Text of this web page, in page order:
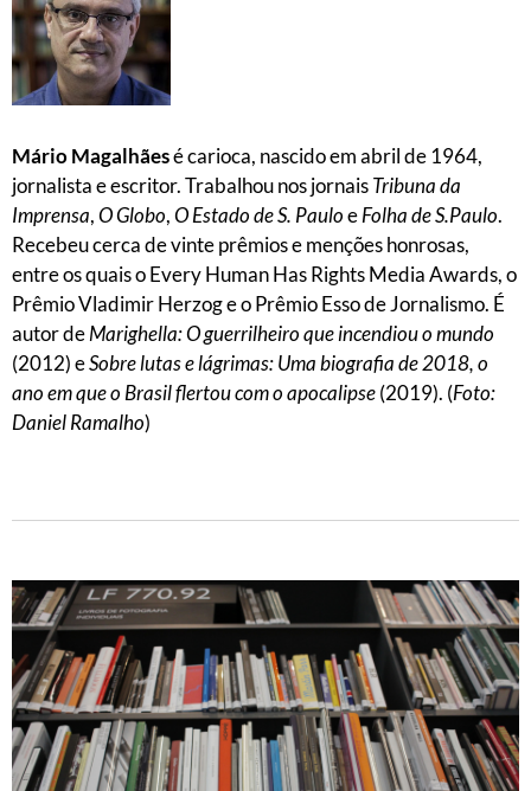
Mário Magalhãesé carioca, nascido em abril de 1964,
jornalista e escritor. Trabalhou nos jornaisTribuna da
Imprensa,O Globo,O Estado de S. PauloeFolha de S.Paulo.
Recebeu cerca de vinte prêmios e menções honrosas,
entre os quais o Every Human Has Rights Media Awards, o
Prêmio Vladimir Herzog e o Prêmio Esso de Jornalismo. É
autor deMarighella: O guerrilheiro que incendiou o mundo
(2012) eSobre lutas e lágrimas: Uma biografia de 2018, o
ano em que o Brasil flertou com o apocalipse(2019). (Foto:
Daniel Ramalho)